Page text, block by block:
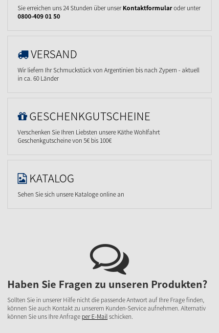
Sie erreichen uns 24 Stunden über unserKontaktformularoder unter
0800-409 01 50
VERSAND
Wir liefern Ihr Schmuckstück von Argentinien bis nach Zypern - aktuell
in ca. 60 Länder
GESCHENKGUTSCHEINE
Verschenken Sie Ihren Liebsten unsere Käthe Wohlfahrt
Geschenkgutscheine von 5€ bis 100€
KATALOG
Sehen Sie sich unsere Kataloge online an
Haben Sie Fragen zu unseren Produkten?
Sollten Sie in unserer Hilfe nicht die passende Antwort auf Ihre Frage finden,
können Sie auch Kontakt zu unserem Kunden-Service aufnehmen. Alternativ
können Sie uns Ihre Anfrage per E-Mailschicken.